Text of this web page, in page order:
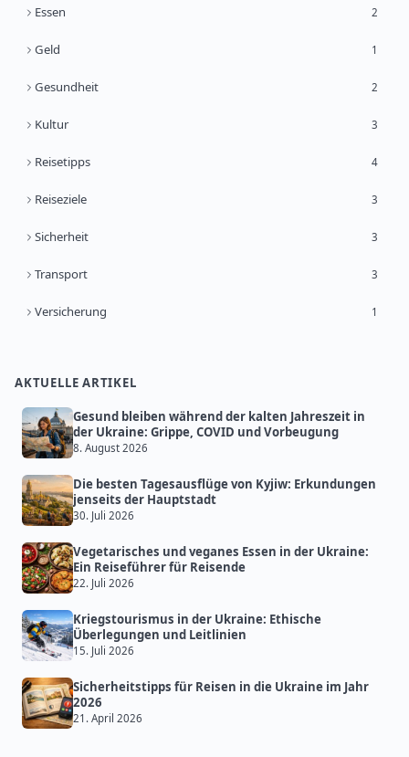
Essen 2
Geld 1
Gesundheit 2
Kultur 3
Reisetipps 4
Reiseziele 3
Sicherheit 3
Transport 3
Versicherung 1
AKTUELLE ARTIKEL
Gesund bleiben während der kalten Jahreszeit in
der Ukraine: Grippe, COVID und Vorbeugung
8. August 2026
Die besten Tagesausflüge von Kyjiw: Erkundungen
jenseits der Hauptstadt
30. Juli 2026
Vegetarisches und veganes Essen in der Ukraine:
Ein Reiseführer für Reisende
22. Juli 2026
Kriegstourismus in der Ukraine: Ethische
Überlegungen und Leitlinien
15. Juli 2026
Sicherheitstipps für Reisen in die Ukraine im Jahr
2026
21. April 2026